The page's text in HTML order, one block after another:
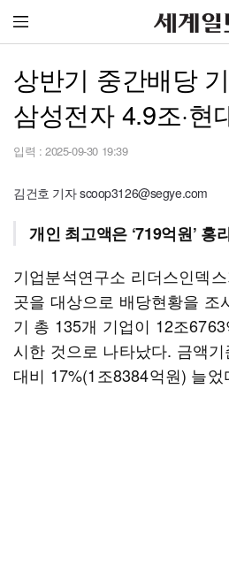
상반기 중간배당
삼성전자 4.9조·현
입력 : 2025-09-30 19:39
김건호 기자 scoop3126@segye.com
개인 최고액은 ‘719억원’ 홍
기업분석연구소 리더스인덱
곳을 대상으로 배당현황을 조
기 총 135개 기업이 12조
시한 것으로 나타났다. 금액
대비 17%(1조8384억원) 늘었